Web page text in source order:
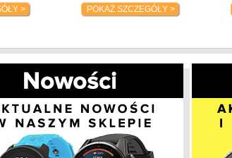
> POKAŻ SZCZEGÓŁY >